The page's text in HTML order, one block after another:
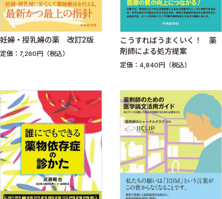
妊婦・授乳婦の薬 改訂2版
定価：7,260円（税込）
こうすればうまくいく！ 薬
剤師による処方提案
定価：4,840円（税込）